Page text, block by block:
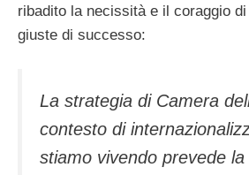
ribadito la necissità e il coraggio
giuste di successo:
La strategia di Camera
contesto di
stiamo vivendo prevede